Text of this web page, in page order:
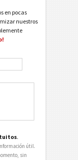
en pocas
nuestros
.
útil.
sin